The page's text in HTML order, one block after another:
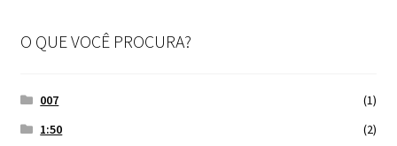
O QUE VOCÊ PROCURA?
007
(1)
1:50
(2)